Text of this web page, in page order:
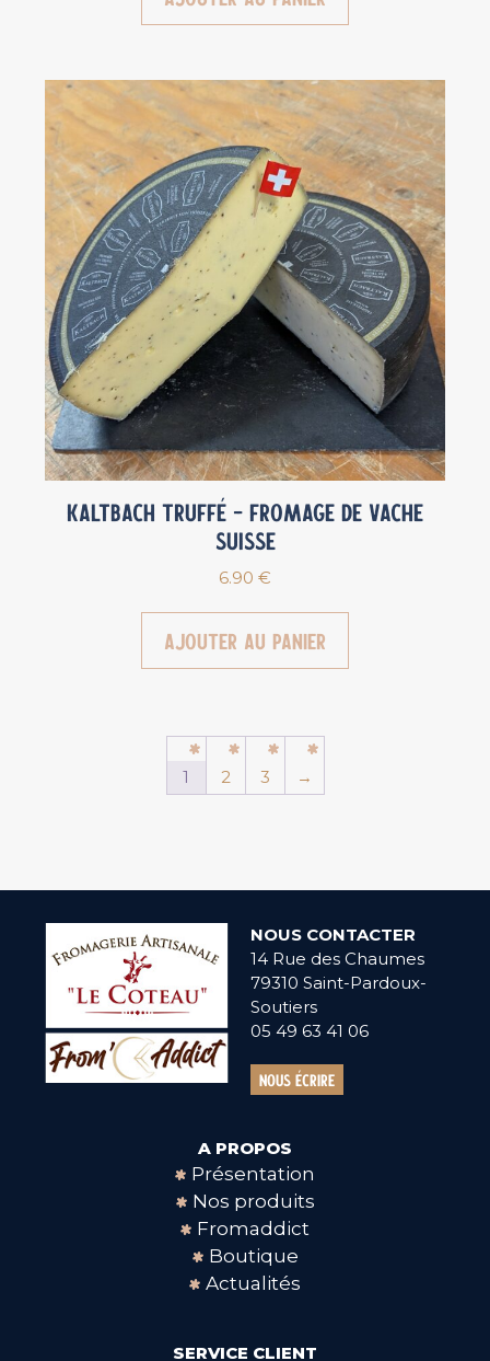
Kaltbach Truffé – Fromage de vache
Suisse
6.90 €
Ajouter au panier
1 2 3 →
NOUS CONTACTER
14 Rue des Chaumes
79310 Saint-Pardoux-
Soutiers
05 49 63 41 06
Nous écrire
A PROPOS
Présentation
Nos produits
Fromaddict
Boutique
Actualités
SERVICE CLIENT